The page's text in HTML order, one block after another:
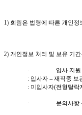
1) 희림은 법령에 따른 개인정
2) 개인정보 처리 및 보유 기
· 입사 지원
: 입사자 – 재직중 보
: 미입사자(전형탈락
· 문의사항